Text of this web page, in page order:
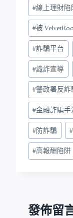
#線上理財陷
#被
#詐騙平台
#識詐宣導
#警政署反詐
#金融詐騙手
#防詐騙 #
#高報酬陷阱
發佈留